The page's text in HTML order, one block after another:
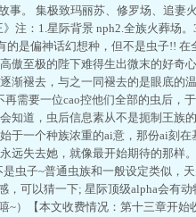
事。 集极致玛丽苏、修罗场、追妻
注：1.星际背景 nph2.全族火葬场
是偏神话幻想种，但不是虫子!! 在
傲至极的陛下难得生出微末的好奇
渐褪去，与之一同褪去的是眼底的
需要一位cao控他们全部的虫后，
道，虫后信息素从不是扼制王族
于一个种族浓重的ai意，那份ai刻
远失去她，就像最开始期待的那样
虫子~普通虫族和一般设定类似，
可以猜一下; 星际顶级alpha会有
~）【本文收费情况：第十三章开始